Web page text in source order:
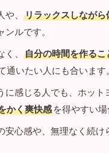
、
リラックスしなが
ルです。
、
自分の時間を作るこ
通いたい人にも合います。
に感じる人でも、ホット
かく爽快感 を得やすい場
安心感や、無理なく続け